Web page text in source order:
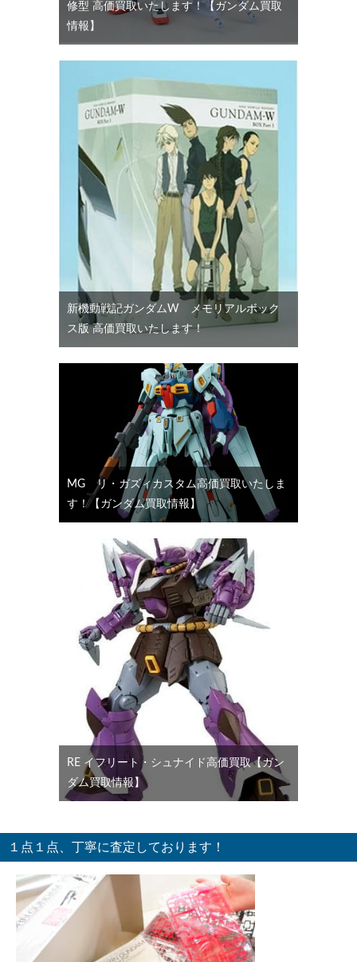
修型 高価買取いたします！【ガンダム買取
情報】
新機動戦記ガンダムW メモリアルボック
ス版 高価買取いたします！
MG リ・ガズィカスタム高価買取いたしま
す！【ガンダム買取情報】
RE イフリート・シュナイド高価買取【ガン
ダム買取情報】
１点１点、丁寧に査定しております！